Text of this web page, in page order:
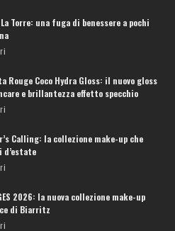
Torre: una fuga di benessere a pochi
Rouge Coco Hydra Gloss: il nuovo gloss
e brillantezza effetto specchio
Calling: la collezione make-up che
d’estate
2026: la nuova collezione make-up
di Biarritz